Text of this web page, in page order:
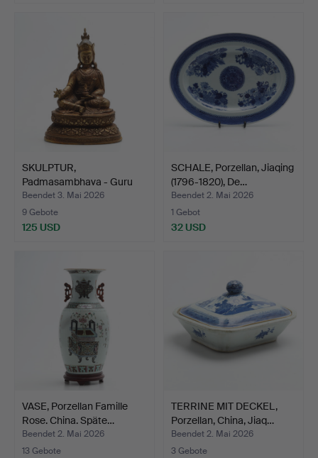
SKULPTUR,
Padmasambhava - Guru
Rinpoche, K…
Beendet 3. Mai 2026
9 Gebote
125 USD
SCHALE, Porzellan, Jiaqing
(1796-1820), De…
Beendet 2. Mai 2026
1 Gebot
32 USD
VASE, Porzellan Famille
Rose. China. Späte…
Beendet 2. Mai 2026
13 Gebote
TERRINE MIT DECKEL,
Porzellan, China, Jiaq…
Beendet 2. Mai 2026
3 Gebote